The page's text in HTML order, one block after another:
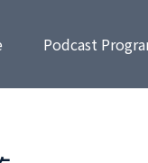
Podcast